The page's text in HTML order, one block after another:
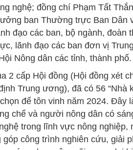
nghệ; đồng chí Phạm Tất
ban Thường trực Ban Dân
đạo các ban, bộ ngành, đoàn
lãnh đạo các ban đơn vị
Nông dân các tỉnh, thành phố.
2 cấp Hội đồng (Hội đồng xét
Trung ương), đã có 56 “Nhà
để tôn vinh năm 2024. Đây
chế và người nông dân có
trong lĩnh vực nông nghiệp,
công trình nghiên cứu, giải